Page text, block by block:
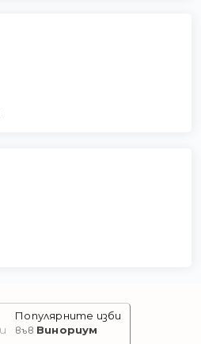
Популярните изби
във Винориум